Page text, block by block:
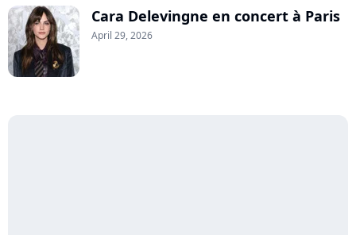
Cara Delevingne en concert à Paris
April 29, 2026